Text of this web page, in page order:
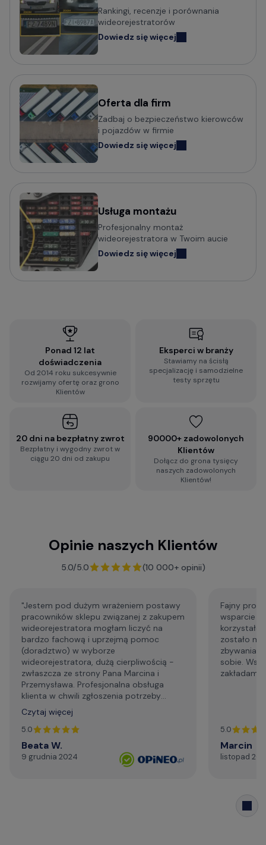
samochodowych
Wideorejestratory VIOFO
Wideorejestratory 70mai
Wideorejestratory FITCAMX
Wideorejestratory BlackVue
Wideorejestratory FineVu
Wideorejestratory MBG Line
Potrzebujesz porady w wyborze
wideorejestratora?
Sprawdź praktyczny poradnik o tym na co zwrócić
Wypełnij błyskawiczną ankietę i otrzymaj
spersonalizowaną rekomendację dopasowaną do
Twoich wymagań:
2-minutowa ankieta rekomendacji
wideorejestratora
Zobacz więcej porad dotyczących
wideorejestratorów, a także zestaw najczęściej
F.A.Q. - najczęściej zadawane pytania
Rankingi, recenzje i porównania
wideorejestratorów
Dowiedz się więcej
Oferta dla firm
Zadbaj o bezpieczeństwo kierowców
i pojazdów w firmie
Dowiedz się więcej
Usługa montażu
Profesjonalny montaż
wideorejestratora w Twoim aucie
Dowiedz się więcej
Ponad 12 lat
doświadczenia
Od 2014 roku sukcesywnie
rozwijamy ofertę oraz grono
Klientów
Eksperci w branży
Stawiamy na ścisłą
specjalizację i samodzielne
testy sprzętu
20 dni na bezpłatny zwrot
Bezpłatny i wygodny zwrot w
ciągu 20 dni od zakupu
90000+ zadowolonych
Klientów
Dołącz do grona tysięcy
naszych zadowolonych
Klientów!
Opinie naszych Klientów
5.0/5.0 (10 000+ opinii)
"Jestem pod dużym wrażeniem postawy
pracowników sklepu związanej z zakupem
wideorejestratora mogłam liczyć na
bardzo fachową i uprzejmą pomoc
(doradztwo) w wyborze
wideorejestratora, dużą cierpliwością -
zwłaszcza ze strony Pana Marcina i
Przemysława. Profesjonalna obsługa
klienta w chwili zgłoszenia potrzeby
wsparcia technicznego. Generalnie,
profesjonalizm. Serdecznie i najmocniej
dziękuję za życzliwą pomoc telefoniczną,
szybki kontakt mailowy."
Czytaj więcej
5.0
Beata W.
9 grudnia 2024
Fajny
wsparcie
zostało mi
zbywania
sobie.
zakładam
5.0
Marcin
listopad